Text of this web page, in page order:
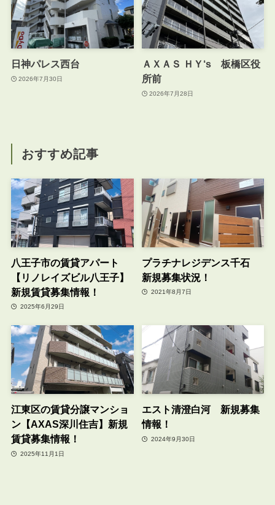
日神パレス西台
2026年7月30日
ＡＸＡＳ ＨＹ‘s 板橋区役
所前
2026年7月28日
おすすめ記事
八王子市の賃貸アパート
【リノレイズビル八王子】
新規賃貸募集情報！
2025年6月29日
プラチナレジデンス千石
新規募集状況！
2021年8月7日
江東区の賃貸分譲マンショ
ン【AXAS深川住吉】新規
賃貸募集情報！
2025年11月1日
エスト清澄白河 新規募集
情報！
2024年9月30日